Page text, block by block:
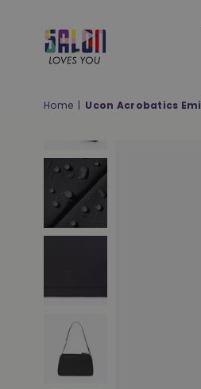
YOU
Home | Ucon Acrobatics